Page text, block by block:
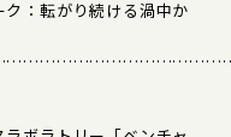
：転がり続ける渦中か